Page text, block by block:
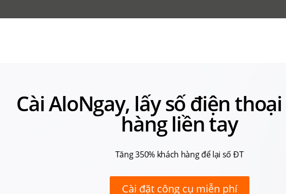
Cài AloNgay, lấy số điện
hàng liền tay
Tăng 350% khách hàng để lại số ĐT
Cài đặt công cụ miễn phí